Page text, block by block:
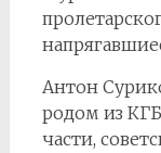
Антон
родом из
части,